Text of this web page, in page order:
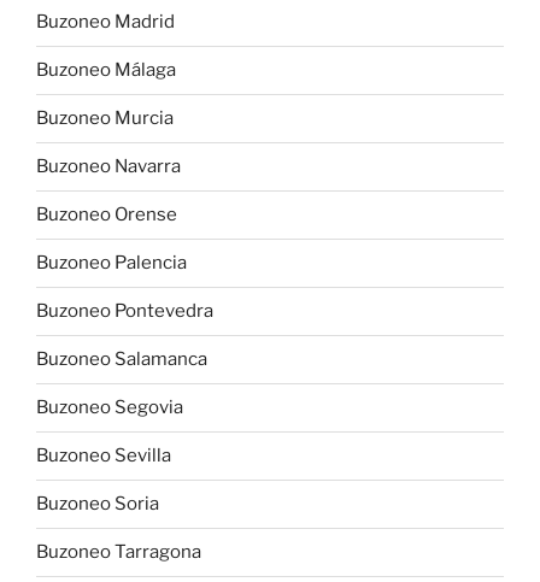
Buzoneo Madrid
Buzoneo Málaga
Buzoneo Murcia
Buzoneo Navarra
Buzoneo Orense
Buzoneo Palencia
Buzoneo Pontevedra
Buzoneo Salamanca
Buzoneo Segovia
Buzoneo Sevilla
Buzoneo Soria
Buzoneo Tarragona